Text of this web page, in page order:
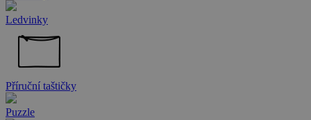
Ledvinky
Příruční taštičky
Puzzle